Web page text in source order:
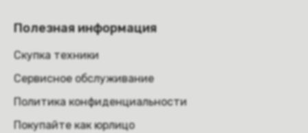
Полезная информация
Скупка техники
Сервисное обслуживание
Политика конфиденциальности
Покупайте как юрлицо